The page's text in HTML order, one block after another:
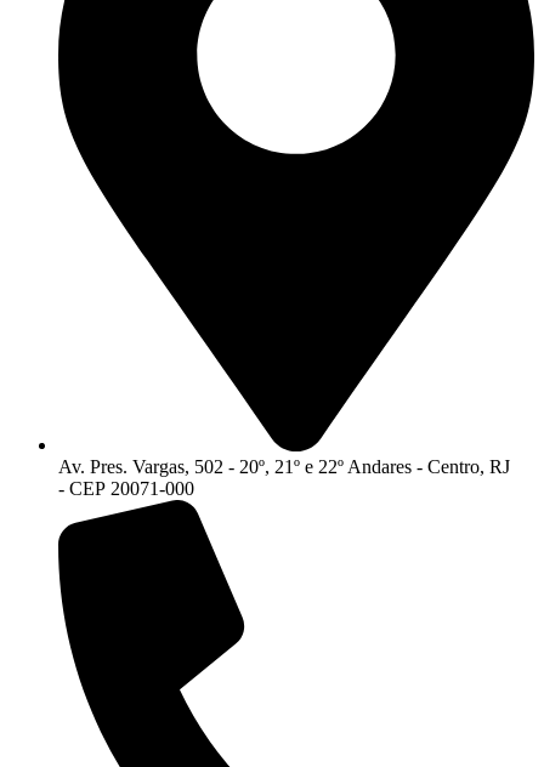
Av. Pres. Vargas, 502 - 20º, 21º e 22º Andares - Centro, RJ
- CEP 20071-000